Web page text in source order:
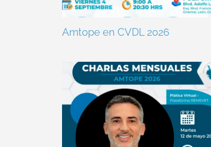
Amtope en CVDL 2026